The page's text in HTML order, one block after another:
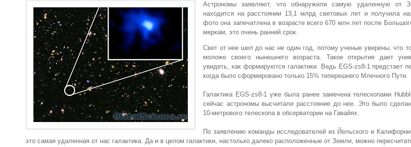
Астрономы заявляют, что обнаружили самую удаленную от
находится на расстоянии 13,1 млрд световых лет и получила
фото она запечатлена в возрасте всего 670 млн лет после
меркам, это очень ранний срок.
Свет от нее шел до нас не один год, потому ученые уверены, что
моложе своего нынешнего возраста. Такое открытие дает
увидеть, как формируются галактики. Ведь EGS-zs8-1 предстает
когда было сформировано только 15% теперешнего Млечного Пути.
Галактика EGS-zs8-1 уже была ранее замечена телескопами
сейчас астрономы высчитали расстояние до нее. Это было
10-метрового телескопа в обсерватории на Гавайях.
По заявлению команды исследователей из Йельского и
это самая удаленная от нас галактика. Да и в целом галактики, настолько далеко расположенные от Земли, можно